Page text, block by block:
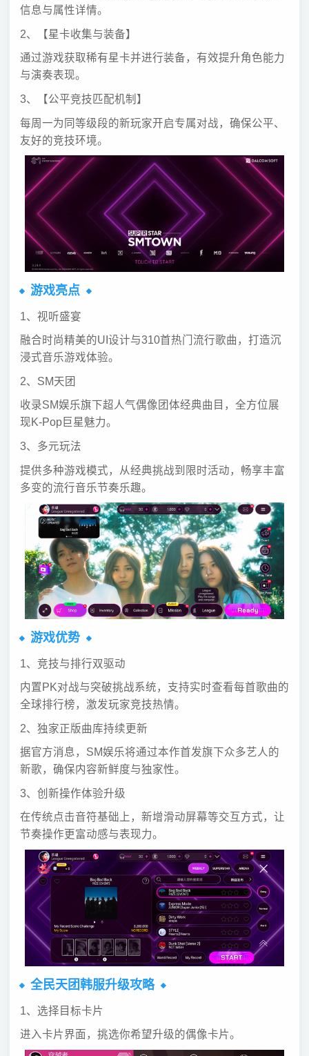
信息与属性详情。
2、【星卡收集与装备】
通过游戏获取稀有星卡并进行装备，有效提升角色能力
与演奏表现。
3、【公平竞技匹配机制】
每周一为同等级段的新玩家开启专属对战，确保公平、
友好的竞技环境。
游戏亮点
1、视听盛宴
融合时尚精美的UI设计与310首热门流行歌曲，打造沉
浸式音乐游戏体验。
2、SM天团
收录SM娱乐旗下超人气偶像团体经典曲目，全方位展
现K-Pop巨星魅力。
3、多元玩法
提供多种游戏模式，从经典挑战到限时活动，畅享丰富
多变的流行音乐节奏乐趣。
游戏优势
1、竞技与排行双驱动
内置PK对战与突破挑战系统，支持实时查看每首歌曲的
全球排行榜，激发玩家竞技热情。
2、独家正版曲库持续更新
据官方消息，SM娱乐将通过本作首发旗下众多艺人的
新歌，确保内容新鲜度与独家性。
3、创新操作体验升级
在传统点击音符基础上，新增滑动屏幕等交互方式，让
节奏操作更富动感与表现力。
全民天团韩服升级攻略
1、选择目标卡片
进入卡片界面，挑选你希望升级的偶像卡片。